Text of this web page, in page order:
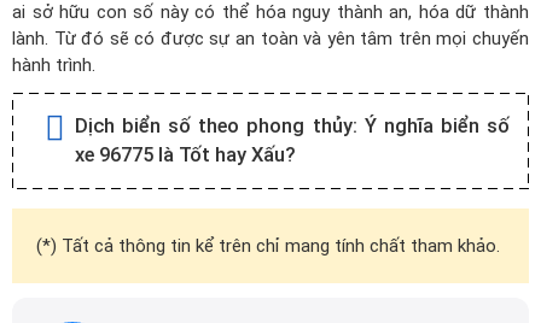
ai sở hữu con số này có thể hóa nguy thành an, hóa dữ thành
lành. Từ đó sẽ có được sự an toàn và yên tâm trên mọi chuyến
hành trình.
Dịch biển số theo phong thủy: Ý nghĩa biển số
xe 96775 là Tốt hay Xấu?
(*) Tất cả thông tin kể trên chỉ mang tính chất tham khảo.